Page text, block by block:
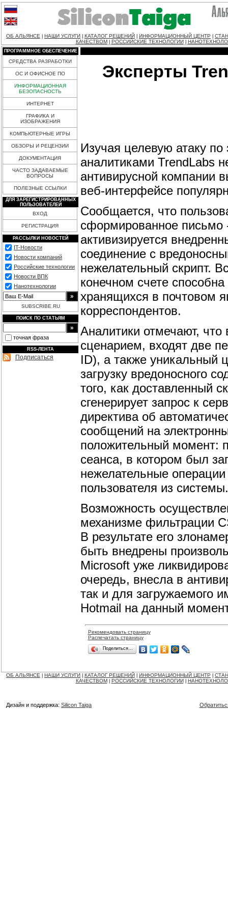
ОБ АЛЬЯНСЕ НАШИ УСЛУГИ КАТАЛОГ РЕШЕНИЙ ИНФОРМАЦИОННЫЙ ЦЕНТР
КАЧЕСТВОМ
РОССИЙСКИЕ ТЕХНОЛОГИИ
ПРОГРАММНОЕ ОБЕСПЕЧЕНИЕ
СРЕДСТВА РАЗРАБОТКИ
ОС И ОФИСНОЕ ПО
ИНФОРМАЦИОННАЯ
БЕЗОПАСНОСТЬ
ИНТЕРНЕТ
ГРАФИКА И
ИЗОБРАЖЕНИЯ
КОМПЬЮТЕРНЫЕ ИГРЫ
ОБЗОРЫ И РЕЦЕНЗИИ
ДОКУМЕНТАЦИЯ
ЧАСТО ЗАДАВАЕМЫЕ
ВОПРОСЫ
ПОЛЕЗНЫЕ ССЫЛКИ
ДЛЯ ЗАРЕГИСТРИРОВАННЫХ
ПОЛЬЗОВАТЕЛЕЙ
ВХОД
РЕГИСТРАЦИЯ
РАССЫЛКИ НОВОСТЕЙ
IT-Новости
Новости компаний
Российские технологии
Новости ВПК
Нанотехнологии
SUBSCRIBE.RU
ПОИСК ПО СТАТЬЯМ
точная фраза
RSS-ЛЕНТА
Подписаться
Эксперты
Изучая целевую атаку
аналитиками TrendLabs
антивирусной компании
веб-интерфейсе
Сообщается, что
сформированное письмо -
активизируется
соединение с
нежелательный скрипт.
конечном счете
хранящихся в почтовом
корреспондентов.
Аналитики отмечают,
сценарием, входят две
ID), а также уникальный
загрузку вредоносного
того, как доставленный
сгенерирует запрос к
директива об
сообщений на
положительный момент:
сеанса, в котором был
нежелательные
пользователя из системы.
Возможность
механизме фильтрации
В результате его
быть внедрены
Microsoft уже
очередь, внесла в
так и для загружаемого
Hotmail на данный
Рекомендовать страницу
Распечатать страницу
Поделиться…
ОБ АЛЬЯНСЕ НАШИ УСЛУГИ КАТАЛОГ РЕШЕНИЙ ИНФОРМАЦИОННЫЙ ЦЕНТР
КАЧЕСТВОМ
РОССИЙСКИЕ ТЕХНОЛОГИИ
Дизайн и поддержка: Silicon Taiga